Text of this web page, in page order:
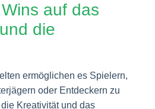
auf das
die
ermöglichen es Spielern,
oder Entdeckern zu
Kreativität und das